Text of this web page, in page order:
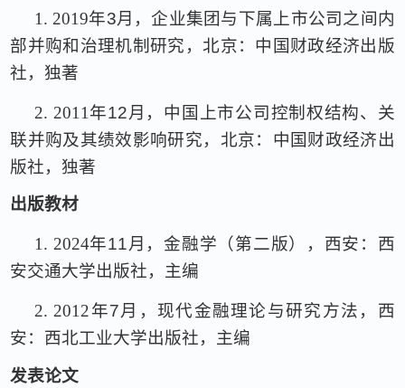
1. 2019年3月，企业集团与下属上市公司之间内
部并购和治理机制研究，北京：中国财政经济出版
社，独著
2. 2011 年12月，中国上市公司控制权结构、关
联并购及其绩效影响研究，北京：中国财政经济出
版社，独著
出版教材
1. 2024年11月，金融学（第二版），西安：西
安交通大学出版社，主编
2.2012年7月，现代金融理论与研究方法，西
安：西北工业大学出版社，主编
发表论文